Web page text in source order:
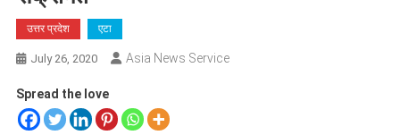
उत्तर प्रदेश एटा
July 26, 2020 Asia News Service
Spread the love